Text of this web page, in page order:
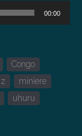
00:00
Congo
miniere
uhuru